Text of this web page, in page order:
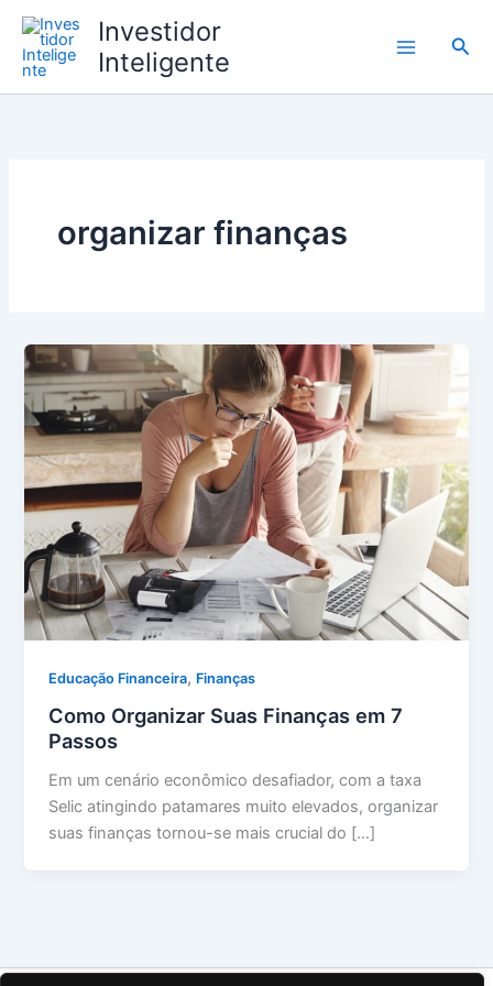
para
conteúdo
Investidor
Inteligente
organizar finanças
Educação Financeira, Finanças
Como Organizar Suas Finanças em 7
Passos
Em um cenário econômico desafiador, com a taxa
Selic atingindo patamares muito elevados, organizar
suas finanças tornou-se mais crucial do […]